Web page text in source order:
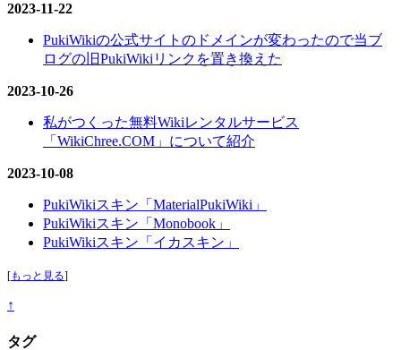
2023-11-22
PukiWikiの公式サイトのドメインが変わったので当ブ
ログの旧PukiWikiリンクを置き換えた
2023-10-26
私がつくった無料Wikiレンタルサービス
「WikiChree.COM」について紹介
2023-10-08
PukiWikiスキン「MaterialPukiWiki」
PukiWikiスキン「Monobook」
PukiWikiスキン「イカスキン」
[もっと見る]
↑
タグ